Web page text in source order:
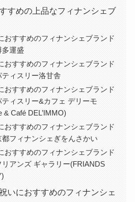
すめの上品なフィナンシェブ
おすすめのフィナンシェブランド
多運盛
おすすめのフィナンシェブランド
ティスリー洛甘舎
おすすめのフィナンシェブランド
ティスリー&カフェ デリーモ
& Café DEL’IMMO)
おすすめのフィナンシェブランド
都フィナンシェぎをんさかい
おすすめのフィナンシェブランド
リアンズ ギャラリー(FRIANDS
いにおすすめのフィナンシェ